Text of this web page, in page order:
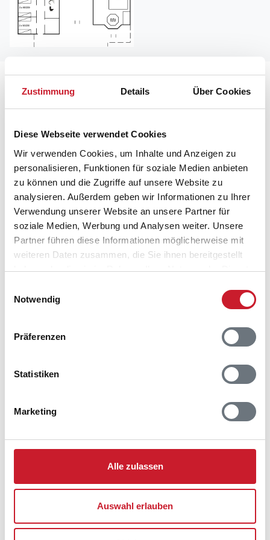
Zustimmung Details Über Cookies
Diese Webseite verwendet Cookies
Wir verwenden Cookies, um Inhalte und Anzeigen zu
personalisieren, Funktionen für soziale Medien anbieten
zu können und die Zugriffe auf unsere Website zu
analysieren. Außerdem geben wir Informationen zu Ihrer
Verwendung unserer Website an unsere Partner für
soziale Medien, Werbung und Analysen weiter. Unsere
Partner führen diese Informationen möglicherweise mit
weiteren Daten zusammen, die Sie ihnen bereitgestellt
haben oder die sie im Rahmen Ihrer Nutzung der Dienste
Notwendig
Präferenzen
Statistiken
Marketing
Alle zulassen
Auswahl erlauben
Lageplan
Ferienhaus 26-0562
6857 Blåvand
Reisedauer auswählen
Anreisetag im Belegungskalender anklicken
Sie bekommen Verfügbarkeit und Preis angezeigt